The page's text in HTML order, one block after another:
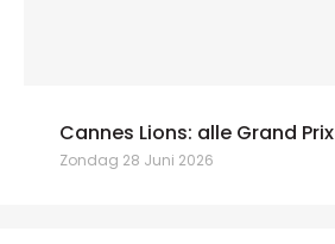
Cannes Lions: alle Grand Prix
Zondag 28 Juni 2026